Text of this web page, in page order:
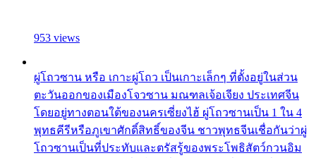
953 views
ผู่โถวซาน หรือ เกาะผู่โถว เป็นเกาะเล็กๆ ที่ตั้งอยู่ในส่วน
ตะวันออกของเมืองโจวซาน มณฑลเจ้อเจียง ประเทศจีน
โดยอยู่ทางตอนใต้ของนครเซี่ยงไฮ้ ผู่โถวซานเป็น 1 ใน 4
พุทธคีรีหรือภูเขาศักดิ์สิทธิ์ของจีน ชาวพุทธจีนเชื่อกันว่าผู่
โถวซานเป็นที่ประทับและตรัสรู้ของพระโพธิสัตว์กวนอิม